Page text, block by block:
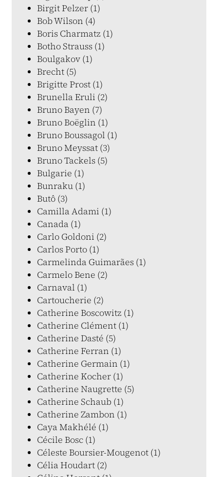
Birgit Pelzer (1)
Bob Wilson (4)
Boris Charmatz (1)
Botho Strauss (1)
Boulgakov (1)
Brecht (5)
Brigitte Prost (1)
Brunella Eruli (2)
Bruno Bayen (7)
Bruno Boëglin (1)
Bruno Boussagol (1)
Bruno Meyssat (3)
Bruno Tackels (5)
Bulgarie (1)
Bunraku (1)
Butô (3)
Camilla Adami (1)
Canada (1)
Carlo Goldoni (2)
Carlos Porto (1)
Carmelinda Guimarães (1)
Carmelo Bene (2)
Carnaval (1)
Cartoucherie (2)
Catherine Boscowitz (1)
Catherine Clément (1)
Catherine Dasté (5)
Catherine Ferran (1)
Catherine Germain (1)
Catherine Kocher (1)
Catherine Naugrette (5)
Catherine Schaub (1)
Catherine Zambon (1)
Caya Makhélé (1)
Cécile Bosc (1)
Céleste Boursier-Mougenot (1)
Célia Houdart (2)